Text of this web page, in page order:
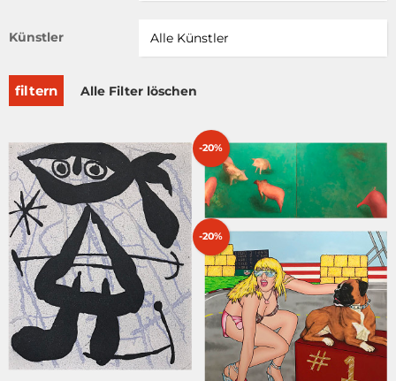
Künstler
filtern Alle Filter löschen
-20%
-20%